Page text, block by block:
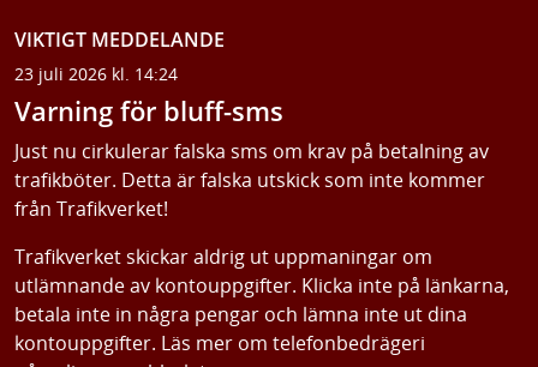
VIKTIGT MEDDELANDE
23 juli 2026 kl. 14:24
Varning för bluff-sms
Just nu cirkulerar falska sms om krav på betalning av
trafikböter. Detta är falska utskick som inte kommer
från Trafikverket!
Trafikverket skickar aldrig ut uppmaningar om
utlämnande av kontouppgifter. Klicka inte på länkarna,
betala inte in några pengar och lämna inte ut dina
kontouppgifter. Läs mer om telefonbedrägeri